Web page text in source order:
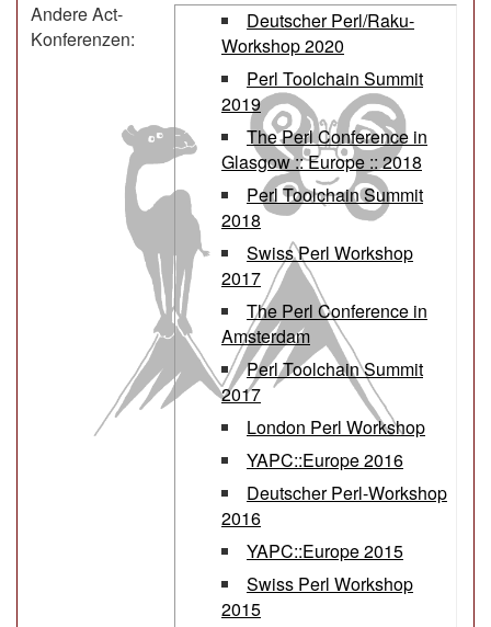
Andere Act-
Konferenzen:
Deutscher Perl/Raku-
Workshop 2020
Perl Toolchain Summit
2019
The Perl Conference in
Glasgow :: Europe :: 2018
Perl Toolchain Summit
2018
Swiss Perl Workshop
2017
The Perl Conference in
Amsterdam
Perl Toolchain Summit
2017
London Perl Workshop
YAPC::Europe 2016
Deutscher Perl-Workshop
2016
YAPC::Europe 2015
Swiss Perl Workshop
2015